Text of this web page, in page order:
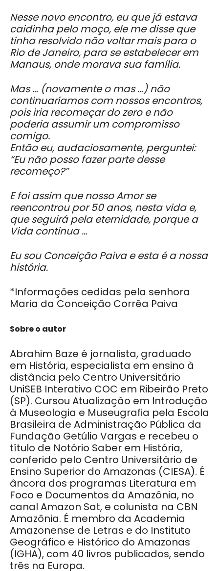
Nesse novo encontro, eu que já estava
caidinha pelo moço, ele me disse que
tinha resolvido não voltar mais para o
Rio de Janeiro, para se estabelecer em
Manaus, onde morava sua família.
Mas … (novamente o mas …) não
continuaríamos com nossos encontros,
pois iria recomeçar do zero e não
poderia assumir um compromisso
comigo.
Então eu, audaciosamente, perguntei:
“Eu não posso fazer parte desse
recomeço?”
E foi assim que nosso Amor se
reencontrou por 50 anos, nesta vida e,
que seguirá pela eternidade, porque a
Vida continua …
Eu sou Conceição Paiva e esta é a nossa
história.
*Informações cedidas pela senhora
Maria da Conceição Corrêa Paiva
Sobre o autor
Abrahim Baze é jornalista, graduado
em História, especialista em ensino à
distância pelo Centro Universitário
UniSEB Interativo COC em Ribeirão Preto
(SP). Cursou Atualização em Introdução
à Museologia e Museugrafia pela Escola
Brasileira de Administração Pública da
Fundação Getúlio Vargas e recebeu o
título de Notório Saber em História,
conferido pelo Centro Universitário de
Ensino Superior do Amazonas (CIESA). É
âncora dos programas Literatura em
Foco e Documentos da Amazônia, no
canal Amazon Sat, e colunista na CBN
Amazônia. É membro da Academia
Amazonense de Letras e do Instituto
Geográfico e Histórico do Amazonas
(IGHA), com 40 livros publicados, sendo
três na Europa.